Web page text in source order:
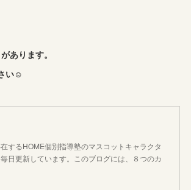
あります。
い☺︎
するHOME個別指導塾のマスコットキャラクタ
日更新しています。このブログには、８つのカ